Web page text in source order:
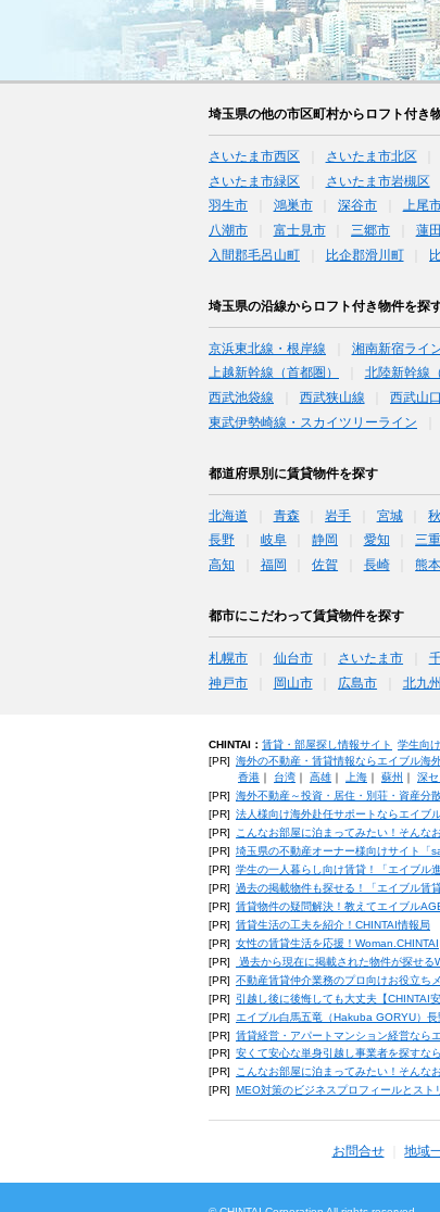
埼玉県の他の市区町村からロフト付き
さいたま市西区 さいたま市北区
さいたま市緑区
さいたま市岩槻区
羽生市
鴻巣市 深谷市 上尾
八潮市
富士見市 三郷市 蓮
入間郡毛呂山町
比企郡滑川町
埼玉県の沿線からロフト付き物件を探
京浜東北線・根岸線 湘南新宿ライ
上越新幹線（首都圏）
北陸新幹線
西武池袋線
西武狭山線 西武山
東武伊勢崎線・スカイツリーライン
都道府県別に賃貸物件を探す
北海道 青森 岩手 宮城
長野
岐阜 静岡 愛知 三重
高知
福岡 佐賀 長崎 熊本
都市にこだわって賃貸物件を探す
札幌市 仙台市 さいたま市
神戸市
岡山市 広島市 北九
CHINTAI： 賃貸・部屋探し情報サイト 学生向
[PR] 海外の不動産・賃貸情報ならエイブル海
香港｜ 台湾｜ 高雄｜ 上海｜ 蘇州 ｜ 深セ
[PR] 海外不動産～投資・居住・別荘・資産分
[PR] 法人様向け海外赴任サポートならエイブ
[PR]
こんなお部屋に泊まってみたい！そんな
[PR] 埼玉県の不動産オーナー様向けサイト「
[PR] 学生の一人暮らし向け賃貸！「エイブル
[PR] 過去の掲載物件も探せる！「エイブル賃
[PR] 賃貸物件の疑問解決！教えてエイブル
[PR] 賃貸生活の工夫を紹介！CHINTAI情報局
[PR] 女性の賃貸生活を応援！Woman.CHINTAI
[PR]
過去から現在に掲載された物件が探せる
[PR] 不動産賃貸仲介業務のプロ向けお役立ち
[PR]
引越し後に後悔しても大丈夫【CHINTAI
[PR]
エイブル白馬五竜（Hakuba GORYU）
[PR] 賃貸経営・アパートマンション経営なら
[PR] 安くて安心な単身引越し事業者を探すな
[PR]
こんなお部屋に泊まってみたい！そんな
[PR]
MEO対策のビジネスプロフィールとスト
お問合せ 地域